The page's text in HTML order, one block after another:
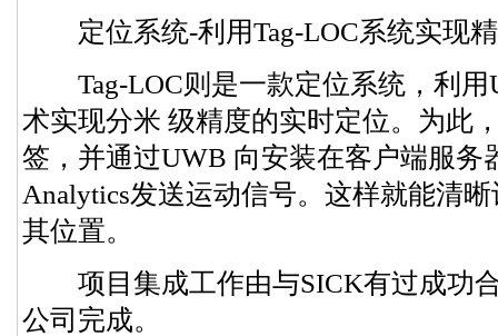
定位系统-利用Tag-LOC系统实现精
Tag-LOC则是一款定位系统，利用
术实现分米 级精度的实时定位。为此
签，并通过UWB 向安装在客户端服务
Analytics发送运动信号。这样就能清
其位置。
项目集成工作由与SICK有过成功合
公司完成。